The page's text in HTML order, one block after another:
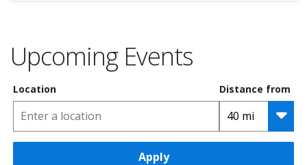
Upcoming Events
Location Distance from
Apply